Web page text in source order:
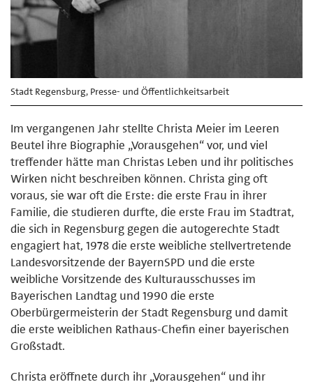
Stadt Regensburg, Presse- und Öffentlichkeitsarbeit
Im vergangenen Jahr stellte Christa Meier im Leeren
Beutel ihre Biographie „Vorausgehen“ vor, und viel
treffender hätte man Christas Leben und ihr politisches
Wirken nicht beschreiben können. Christa ging oft
voraus, sie war oft die Erste: die erste Frau in ihrer
Familie, die studieren durfte, die erste Frau im Stadtrat,
die sich in Regensburg gegen die autogerechte Stadt
engagiert hat, 1978 die erste weibliche stellvertretende
Landesvorsitzende der BayernSPD und die erste
weibliche Vorsitzende des Kulturausschusses im
Bayerischen Landtag und 1990 die erste
Oberbürgermeisterin der Stadt Regensburg und damit
die erste weiblichen Rathaus-Chefin einer bayerischen
Großstadt.
Christa eröffnete durch ihr „Vorausgehen“ und ihr